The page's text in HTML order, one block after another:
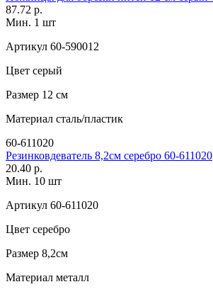
87.72 р.
Мин. 1 шт
Артикул 60-590012
Цвет серый
Размер 12 см
Материал сталь/пластик
60-611020
Резинковдеватель 8,2см серебро 60-611020
20.40 р.
Мин. 10 шт
Артикул 60-611020
Цвет серебро
Размер 8,2см
Материал металл